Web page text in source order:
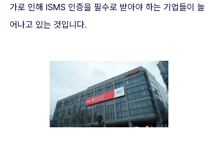
가로 인해 ISMS 인증을 필수로 받아야 하는 기업들이 늘
어나고 있는 것입니다.